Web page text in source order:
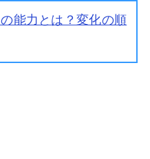
能力とは？変化の順